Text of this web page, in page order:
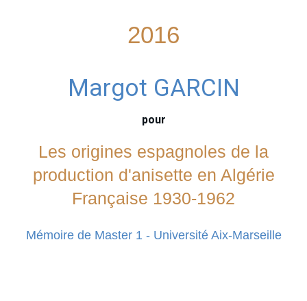
2016
Margot GARCIN
pour
Les origines espagnoles de la
production d'anisette en Algérie
Française 1930-1962
Mémoire de Master 1 - Université Aix-Marseille